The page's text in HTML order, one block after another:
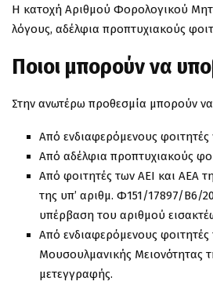
Η κατοχή Αριθμού Φορολογικού
λόγους, αδέλφια προπτυχιακούς
Ποιοι μπορούν να
Στην ανωτέρω προθεσμία μπορούν να
Από ενδιαφερόμενους
Από αδέλφια προπτυχιακούς
Από φοιτητές των ΑΕΙ και ΑΕΑ
της υπ’ αριθμ. Φ151/17897/Β6/
υπέρβαση του αριθμού
Από ενδιαφερόμενους φοιτητές
Μουσουλμανικής Μειονότητας
μετεγγραφής.